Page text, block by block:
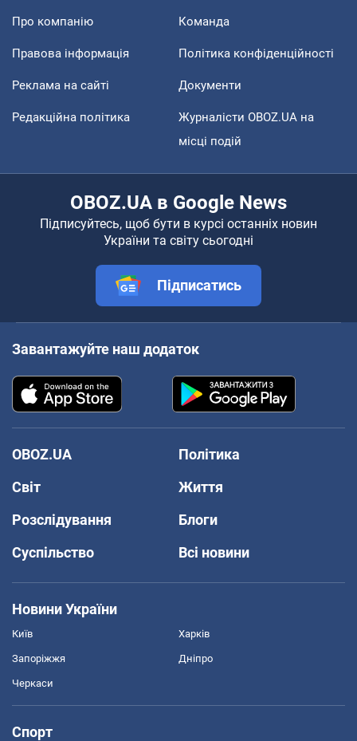
Про компанію Команда
Правова інформація Політика конфіденційності
Реклама на сайті Документи
Редакційна політика
Журналісти OBOZ.UA на
місці подій
OBOZ.UA в Google News
Підписуйтесь, щоб бути в курсі останніх новин
України та світу сьогодні
Підписатись
Завантажуйте наш додаток
OBOZ.UA
Політика
Світ
Життя
Розслідування
Блоги
Суспільство
Всі новини
Новини України
Київ Харків
Запоріжжя Дніпро
Черкаси
Спорт